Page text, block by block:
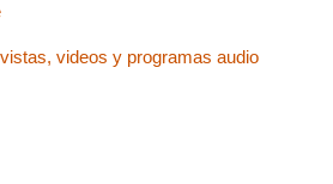
videos y programas audio